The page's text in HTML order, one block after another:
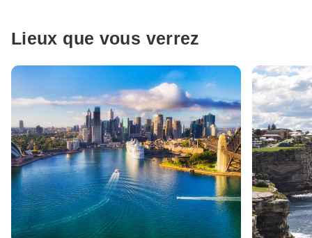
Lieux que vous verrez